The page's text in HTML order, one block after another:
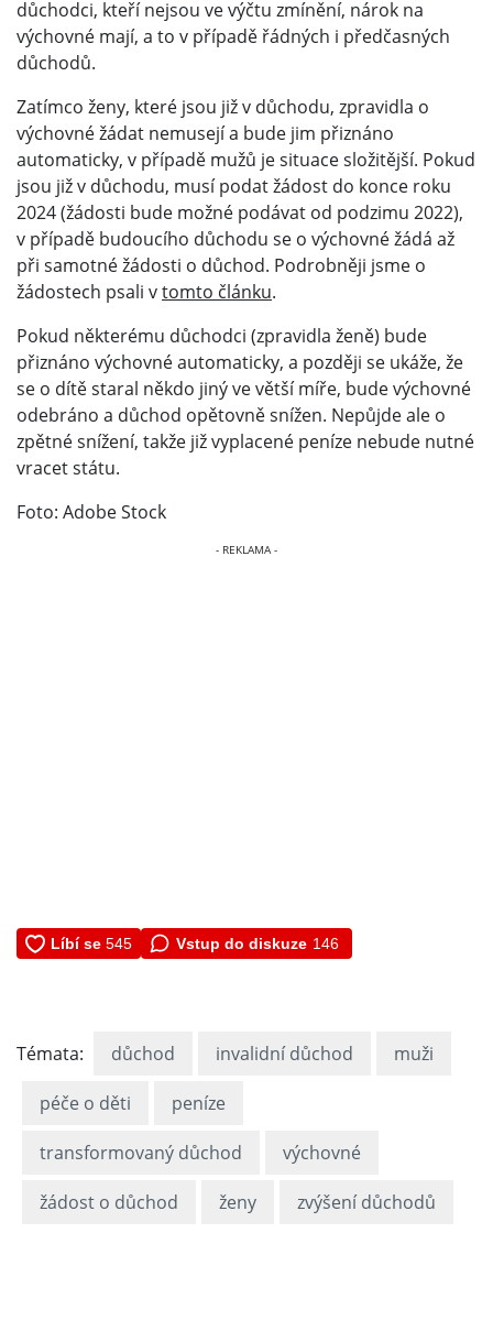
důchodci, kteří nejsou ve výčtu zmínění, nárok na
výchovné mají, a to v případě řádných i předčasných
důchodů.
Zatímco ženy, které jsou již v důchodu, zpravidla o
výchovné žádat nemusejí a bude jim přiznáno
automaticky, v případě mužů je situace složitější. Pokud
jsou již v důchodu, musí podat žádost do konce roku
2024 (žádosti bude možné podávat od podzimu 2022),
v případě budoucího důchodu se o výchovné žádá až
při samotné žádosti o důchod. Podrobněji jsme o
žádostech psali vtomto článku.
Pokud některému důchodci (zpravidla ženě) bude
přiznáno výchovné automaticky, a později se ukáže, že
se o dítě staral někdo jiný ve větší míře, bude výchovné
odebráno a důchod opětovně snížen. Nepůjde ale o
zpětné snížení, takže již vyplacené peníze nebude nutné
vracet státu.
Foto: Adobe Stock
Vstup do diskuze 146
Témata: důchod invalidní důchod muži
péče o děti peníze
transformovaný důchod výchovné
žádost o důchod ženy zvýšení důchodů